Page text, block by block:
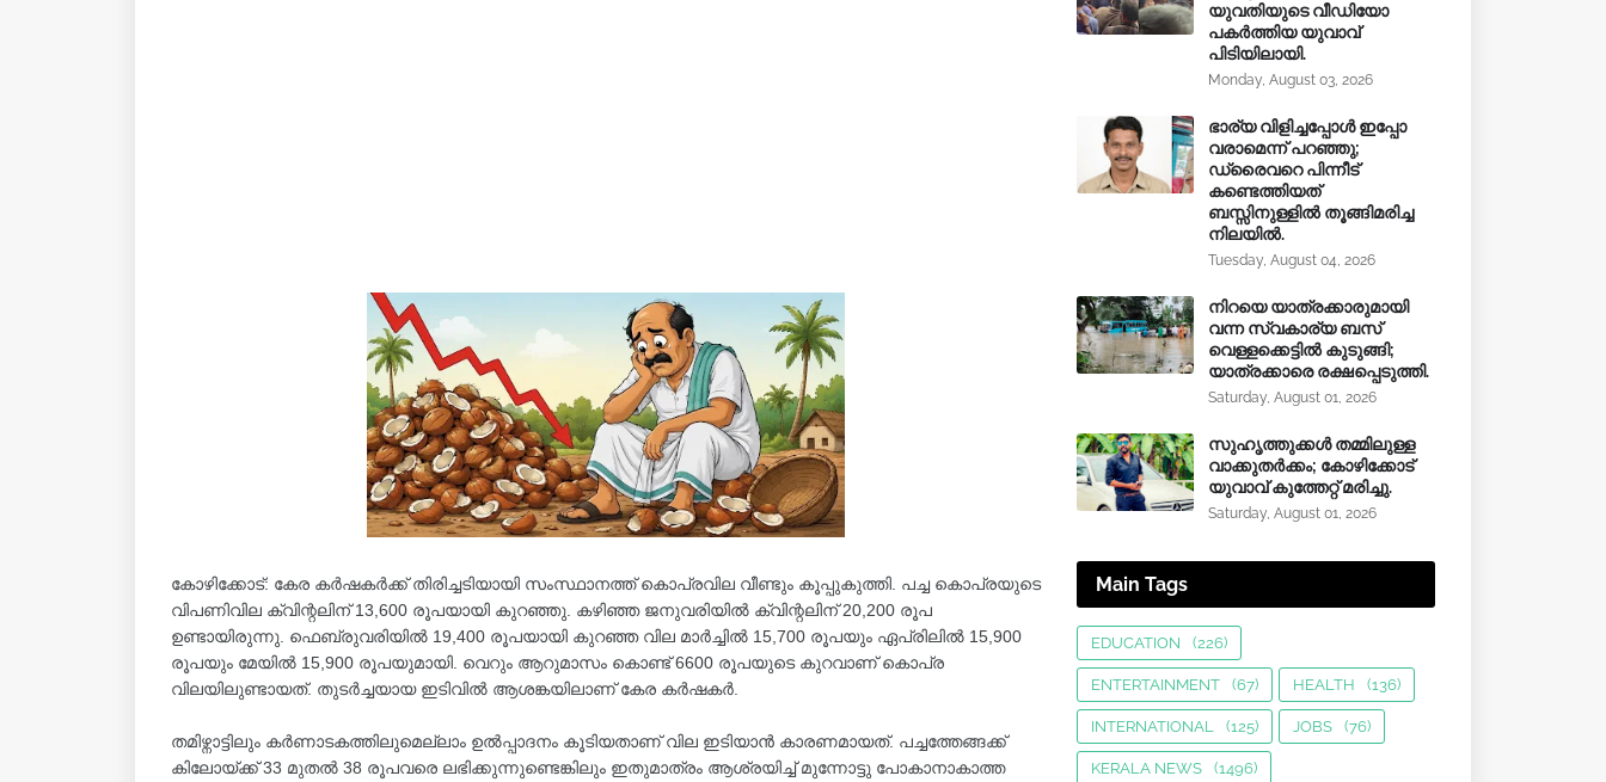
കോഴിക്കോട്: കേര കർഷകർക്ക് തിരിച്ചടിയായി സംസ്ഥാനത്ത് കൊപ്രവില വീണ്ടും കൂപ്പുകുത്തി. പച്ച കൊപ്രയുടെ
വിപണിവില ക്വിന്റലിന് 13,600 രൂപയായി കുറഞ്ഞു. കഴിഞ്ഞ ജനുവരിയിൽ ക്വിന്റലിന് 20,200 രൂപ
ഉണ്ടായിരുന്നു. ഫെബ്രുവരിയിൽ 19,400 രൂപയായി കുറഞ്ഞ വില മാർച്ചില്‍ 15,700 രൂപയും ഏപ്രിലിൽ 15,900
രൂപയും മേയിൽ 15,900 രൂപയുമായി. വെറും ആറുമാസം കൊണ്ട് 6600 രൂപയുടെ കുറവാണ് കൊപ്ര
വിലയിലുണ്ടായത്. തുടർച്ചയായ ഇടിവിൽ ആശങ്കയിലാണ് കേര കർഷകർ.
തമിഴ്നാട്ടിലും കര്‍ണാടകത്തിലുമെല്ലാം ഉല്‍പ്പാദനം കൂടിയതാണ് വില ഇടിയാന്‍ കാരണമായത്. പച്ചത്തേങ്ങക്ക്
കിലോയ്ക്ക് 33 മുതല്‍ 38 രൂപവരെ ലഭിക്കുന്നുണ്ടെങ്കിലും ഇതുമാത്രം ആശ്രയിച്ച് മുന്നോട്ടു പോകാനാകാത്ത
യുവതിയുടെ വീഡിയോ
പകർത്തിയ യുവാവ്
പിടിയിലായി.
Monday, August 03, 2026
ഭാര്യ വിളിച്ചപ്പോള്‍ ഇപ്പോ
വരാമെന്ന് പറഞ്ഞു;
ഡ്രൈവറെ പിന്നീട്
കണ്ടെത്തിയത്
ബസ്സിനുള്ളില്‍ തൂങ്ങിമരിച്ച
നിലയിൽ.
Tuesday, August 04, 2026
നിറയെ യാത്രക്കാരുമായി
വന്ന സ്വകാര്യ ബസ്
വെള്ളക്കെട്ടിൽ കുടുങ്ങി;
യാത്രക്കാരെ രക്ഷപ്പെടുത്തി.
Saturday, August 01, 2026
സുഹൃത്തുക്കൾ തമ്മിലുള്ള
വാക്കുതർക്കം; കോഴിക്കോട്
യുവാവ് കുത്തേറ്റ് മരിച്ചു.
Saturday, August 01, 2026
Main Tags
EDUCATION (226)
ENTERTAINMENT (67) HEALTH (136)
INTERNATIONAL (125) JOBS (76)
KERALA NEWS (1496)